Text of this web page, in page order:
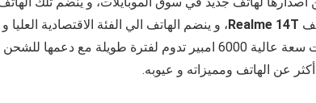
Realme 14T، و ينضم الهاتف الي الفئة الاقتصادية
بها الهاتف هي بطارية ذات سعة عالية 6000 امبير
عن الهاتف ومميزاته و عيوبه.